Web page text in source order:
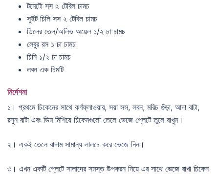
টমেটো সস ২ টেবিল চামচ
সুইট চিলি সস ২ টেবিল চামচ
তিলের তেল/অলিভ অয়েল ১/২ চা চামচ
লেবুর রস ১ চা চামচ
চিনি ১/২ চা চামচ
লবন এক চিমটি
নির্দেশনা
১। প্রথমে চিকেনের সাথে কর্ণফ্লাওয়ার, সয়া সস, লবন, মরিচ গুঁড়া, আদা বাটা,
রসুন বাটা এবং ডিম মিশিয়ে চিকেনগুলো তেলে ভেজে প্লেটে তুলে রাখুন।
২। একই তেলে বাদাম সামান্য লালচে করে ভেজে নিন।
৩। এখন একটি প্লেটে সালাদের সমস্ত উপকরন নিয়ে এর সাথে ভেজে রাখা চিকেন